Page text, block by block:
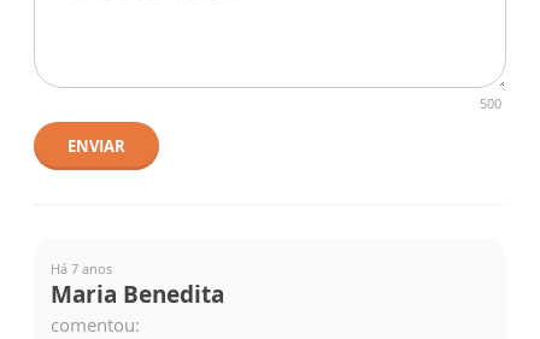
500
ENVIAR
Há 7 anos
Maria Benedita
comentou: